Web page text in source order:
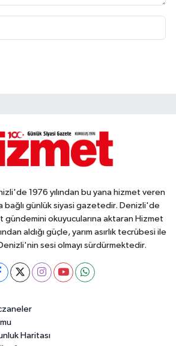
1976 yılından bu yana hizmet veren
bağlı günlük siyasi gazetedir. Denizli'de
gündemini okuyucularına aktaran Hizmet
aldığı güçle, yarım asırlık tecrübesi ile
sesi olmayı sürdürmektedir.
Haritası